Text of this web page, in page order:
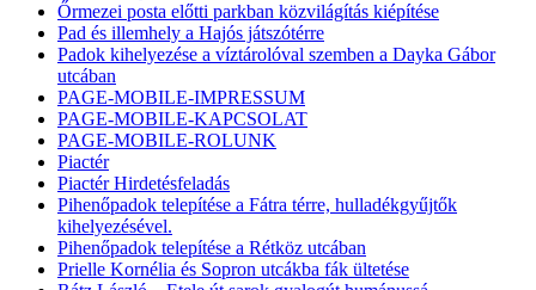
Őrmezei posta előtti parkban közvilágítás kiépítése
Pad és illemhely a Hajós játszótérre
Padok kihelyezése a víztárolóval szemben a Dayka Gábor
utcában
PAGE-MOBILE-IMPRESSUM
PAGE-MOBILE-KAPCSOLAT
PAGE-MOBILE-ROLUNK
Piactér
Piactér Hirdetésfeladás
Pihenőpadok telepítése a Fátra térre, hulladékgyűjtők
kihelyezésével.
Pihenőpadok telepítése a Rétköz utcában
Prielle Kornélia és Sopron utcákba fák ültetése